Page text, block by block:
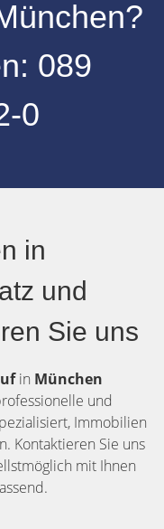
?
089
0
in
und
Sie uns
in München
und
Immobilien
Kontaktieren Sie uns
mit Ihnen